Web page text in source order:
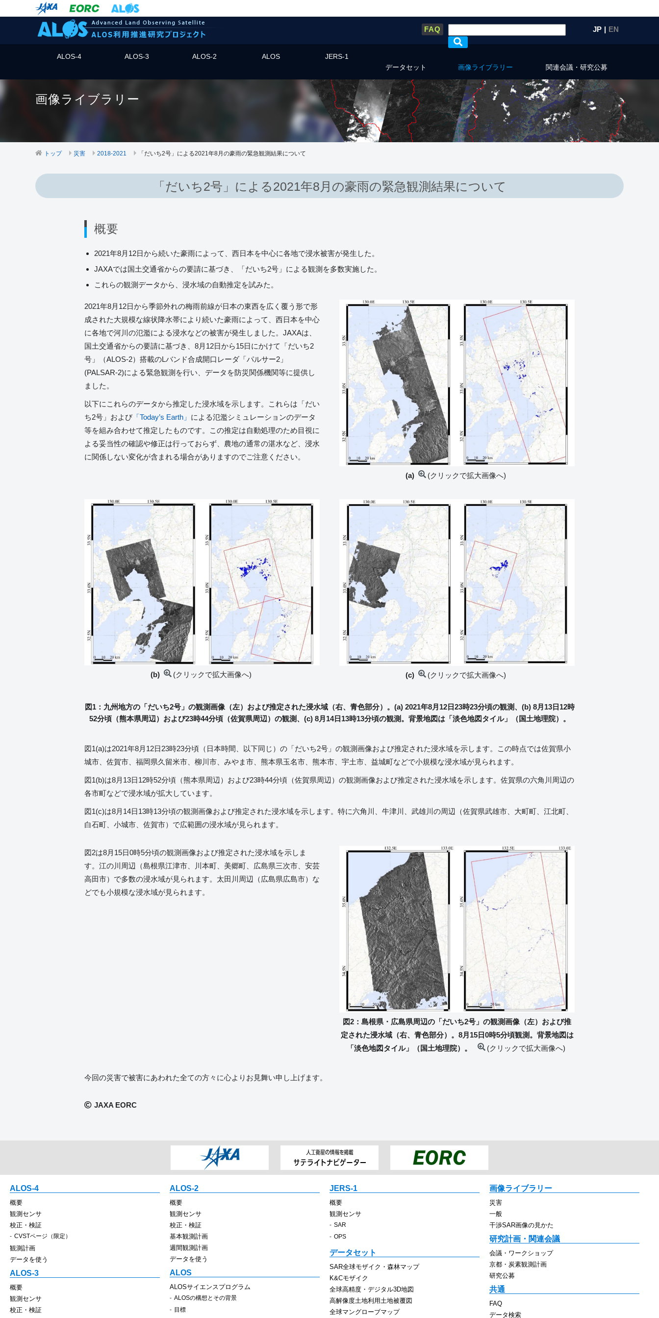
JP | EN
FAQ
ALOS-4 ALOS-3 ALOS-2 ALOS
JERS-1
データセット
画像ライブラリー 関連会議・研究公募
画像ライブラリー
トップ 災害 2018-2021 「だいち2号」による2021年8月の豪雨の緊急観測結果について
「だいち2号」による2021年8月の豪雨の緊急観測結果について
概要
2021年8月12日から続いた豪雨によって、西日本を中心に各地で浸水被害が発生した。
JAXAでは国土交通省からの要請に基づき、「だいち2号」による観測を多数実施した。
これらの観測データから、浸水域の自動推定を試みた。
2021年8月12日から季節外れの梅雨前線が日本の東西を広く覆う形で形
成された大規模な線状降水帯により続いた豪雨によって、西日本を中心
に各地で河川の氾濫による浸水などの被害が発生しました。JAXAは、
国土交通省からの要請に基づき、8月12日から15日にかけて「だいち2
号」（ALOS-2）搭載のLバンド合成開口レーダ「パルサー2」
(PALSAR-2)による緊急観測を行い、データを防災関係機関等に提供し
ました。
以下にこれらのデータから推定した浸水域を示します。これらは「だい
ち2号」および 「Today’s Earth」 による氾濫シミュレーションのデータ
等を組み合わせて推定したものです。この推定は自動処理のため目視に
よる妥当性の確認や修正は行っておらず、農地の通常の湛水など、浸水
に関係しない変化が含まれる場合がありますのでご注意ください。
(a) (クリックで拡大画像へ)
(b) (クリックで拡大画像へ) (c) (クリックで拡大画像へ)
図1：九州地方の「だいち2号」の観測画像（左）および推定された浸水域（右、青色部分）。(a) 2021年8月12日23時23分頃の観測、(b) 8月13日12時
52分頃（熊本県周辺）および23時44分頃（佐賀県周辺）の観測、(c) 8月14日13時13分頃の観測。背景地図は「淡色地図タイル」（国土地理院）。
図1(a)は2021年8月12日23時23分頃（日本時間、以下同じ）の「だいち2号」の観測画像および推定された浸水域を示します。この時点では佐賀県小
城市、佐賀市、福岡県久留米市、柳川市、みやま市、熊本県玉名市、熊本市、宇土市、益城町などで小規模な浸水域が見られます。
図1(b)は8月13日12時52分頃（熊本県周辺）および23時44分頃（佐賀県周辺）の観測画像および推定された浸水域を示します。佐賀県の六角川周辺の
各市町などで浸水域が拡大しています。
図1(c)は8月14日13時13分頃の観測画像および推定された浸水域を示します。特に六角川、牛津川、武雄川の周辺（佐賀県武雄市、大町町、江北町、
白石町、小城市、佐賀市）で広範囲の浸水域が見られます。
図2は8月15日0時5分頃の観測画像および推定された浸水域を示しま
す。江の川周辺（島根県江津市、川本町、美郷町、広島県三次市、安芸
高田市）で多数の浸水域が見られます。太田川周辺（広島県広島市）な
どでも小規模な浸水域が見られます。
図2：島根県・広島県周辺の「だいち2号」の観測画像（左）および推
定された浸水域（右、青色部分）。8月15日0時5分頃観測。背景地図は
「淡色地図タイル」（国土地理院）。
(クリックで拡大画像へ)
今回の災害で被害にあわれた全ての方々に心よりお見舞い申し上げます。
JAXA EORC
ALOS-4
概要
観測センサ
校正・検証
CVSTページ（限定）
観測計画
データを使う
ALOS-3
概要
観測センサ
校正・検証
ALOS-2
概要
観測センサ
校正・検証
基本観測計画
週間観測計画
データを使う
ALOS
ALOSサイエンスプログラム
ALOSの構想とその背景
目標
JERS-1
概要
観測センサ
SAR
OPS
データセット
SAR全球モザイク・森林マップ
K&Cモザイク
全球高精度・デジタル3D地図
高解像度土地利用土地被覆図
全球マングローブマップ
画像ライブラリー
災害
一般
干渉SAR画像の見かた
研究計画・関連会議
会議・ワークショップ
京都・炭素観測計画
研究公募
共通
FAQ
データ検索